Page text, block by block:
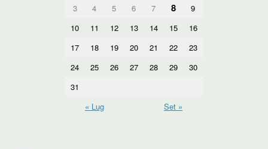
3
4 5 6 7 8
9
10
11 12 13 14 15
16
17
18 19 20 21 22
23
24
25 26 27 28 29
30
31
« Lug
Set »